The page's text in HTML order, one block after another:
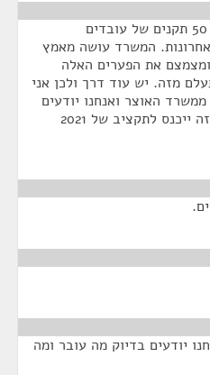
לא, לא. זה תקציבי טיפול, זה 50 תקנים של עובדים
המשרד עושה מאמץ
את הפערים האלה
מזה. יש עוד דרך ולכן אני
האוצר ואנחנו יודעים
מה הפערים. קיבלנו הבטחה שזה ייכנס לתקציב של 2021
יודעים בדיוק מה עובר ומה